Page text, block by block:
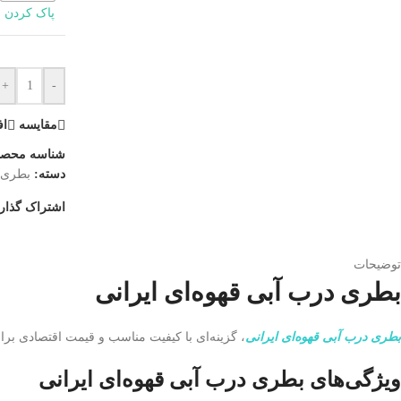
پاک کردن
-
+
مقایسه
شناسه
دسته: بطری
اشتراک
توضیحات
بطری درب آبی قهوه‌ای ایرانی
بطری درب آبی قهوه‌ای ایرانی، گزینه‌ای با کیفیت مناسب و قیمت اقتصادی
ویژگی‌های بطری درب آبی قهوه‌ای ایرانی